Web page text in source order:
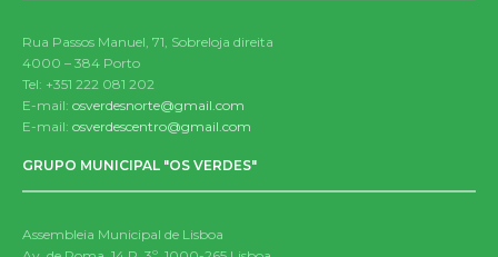
Rua Passos Manuel, 71, Sobreloja direita
4000 – 384 Porto
Tel: +351 222 081 202
E-mail:osverdesnorte@gmail.com
E-mail:osverdescentro@gmail.com
GRUPO MUNICIPAL "OS VERDES"
Assembleia Municipal de Lisboa